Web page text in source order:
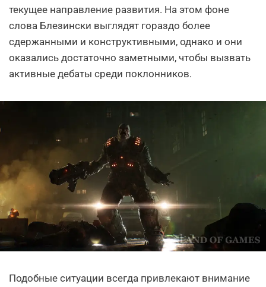
текущее направление развития. На этом фоне
слова Блезински выглядят гораздо более
сдержанными и конструктивными, однако и они
оказались достаточно заметными, чтобы вызвать
активные дебаты среди поклонников.
Подобные ситуации всегда привлекают внимание